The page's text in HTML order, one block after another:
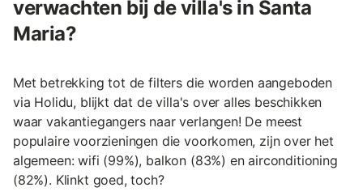
verwachten bij de villa's in Santa
Maria?
Met betrekking tot de filters die worden aangeboden
via Holidu, blijkt dat de villa's over alles beschikken
waar vakantiegangers naar verlangen! De meest
populaire voorzieningen die voorkomen, zijn over het
algemeen: wifi (99%), balkon (83%) en airconditioning
(82%). Klinkt goed, toch?